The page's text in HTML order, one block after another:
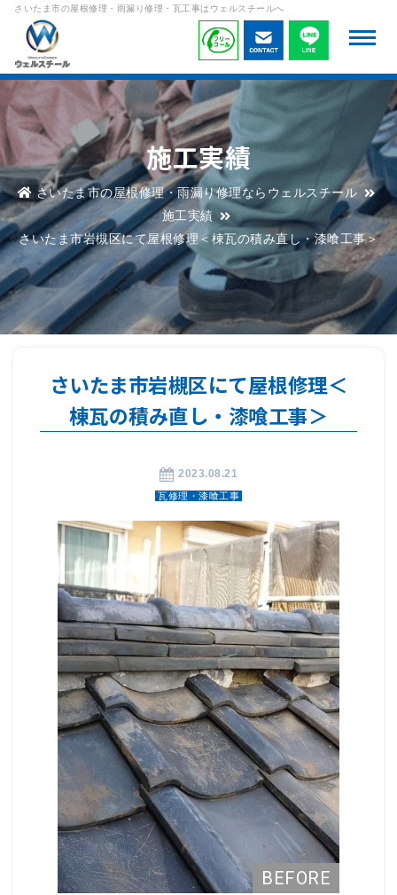
さいたま市の屋根修理・雨漏り修理・瓦工事はウェルスチールへ
施工実績
さいたま市の屋根修理・雨漏り修理ならウェルスチール
施工実績
さいたま市岩槻区にて屋根修理＜棟瓦の積み直し・漆喰工事＞
さいたま市岩槻区にて屋根修理＜
棟瓦の積み直し・漆喰工事＞
2023.08.21
瓦修理・漆喰工事